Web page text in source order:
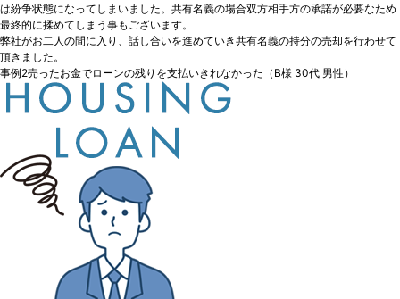
は紛争状態になってしまいました。共有名義の場合双方相手方の承諾が必要なため
最終的に揉めてしまう事もございます。
弊社がお二人の間に入り、話し合いを進めていき共有名義の持分の売却を行わせて
頂きました。
事例2売ったお金でローンの残りを支払いきれなかった （B様 30代 男性）